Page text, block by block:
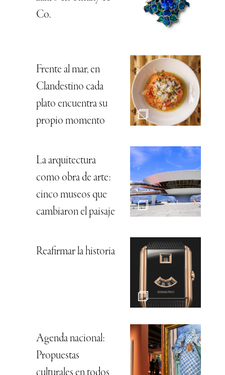
Co.
Frente al mar, en
Clandestino cada
plato encuentra su
propio momento
La arquitectura
como obra de arte:
cinco museos que
cambiaron el paisaje
Reafirmar la historia
Agenda nacional:
Propuestas